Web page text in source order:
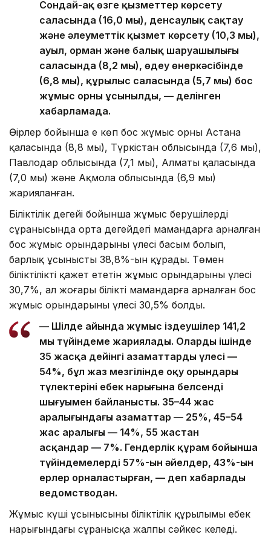
Сондай-ақ өзге қызметтер көрсету
саласында (16,0 мың), денсаулық сақтау
және әлеуметтік қызмет көрсету (10,3 мың),
ауыл, орман және балық шаруашылығы
саласында (8,2 мың), өңдеу өнеркәсібінде
(6,8 мың), құрылыс саласында (5,7 мың) бос
жұмыс орны ұсынылды, — делінген
хабарламада.
Өңірлер бойынша ең көп бос жұмыс орны Астана
қаласында (8,8 мың), Түркістан облысында (7,6 мың),
Павлодар облысында (7,1 мың), Алматы қаласында
(7,0 мың) және Ақмола облысында (6,9 мың)
жарияланған.
Біліктілік деңгейі бойынша жұмыс берушілердің
сұранысында орта деңгейдегі мамандарға арналған
бос жұмыс орындарының үлесі басым болып,
барлық ұсыныстың 38,8%-ын құрады. Төмен
біліктілікті қажет ететін жұмыс орындарының үлесі
30,7%, ал жоғары білікті мамандарға арналған бос
жұмыс орындарының үлесі 30,5% болды.
— Шілде айында жұмыс іздеушілер 141,2
мың түйіндеме жариялады. Олардың ішінде
35 жасқа дейінгі азаматтардың үлесі —
54%, бұл жаз мезгілінде оқу орындары
түлектерінің еңбек нарығына белсенді
шығуымен байланысты. 35–44 жас
аралығындағы азаматтар — 25%, 45–54
жас аралығы — 14%, 55 жастан
асқандар — 7%. Гендерлік құрам бойынша
түйіндемелердің 57%-ын әйелдер, 43%-ын
ерлер орналастырған, — деп хабарлады
ведомстводан.
Жұмыс күші ұсынысының біліктілік құрылымы еңбек
нарығындағы сұранысқа жалпы сәйкес келеді.